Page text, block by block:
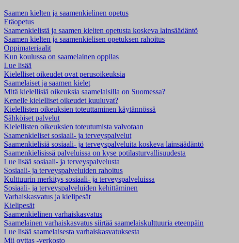
Saamen kielten ja saamenkielinen opetus
Etäopetus
Saamenkielistä ja saamen kielten opetusta koskeva lainsäädäntö
Saamen kielten ja saamenkielisen opetuksen rahoitus
Oppimateriaalit
Kun koulussa on saamelainen oppilas
Lue lisää
Kielelliset oikeudet ovat perusoikeuksia
Saamelaiset ja saamen kielet
Mitä kielellisiä oikeuksia saamelaisilla on Suomessa?
Kenelle kielelliset oikeudet kuuluvat?
Kielellisten oikeuksien toteuttaminen käytännössä
Sähköiset palvelut
Kielellisten oikeuksien toteutumista valvotaan
Saamenkieliset sosiaali- ja terveyspalvelut
Saamenkielisiä sosiaali- ja terveyspalveluita koskeva lainsäädäntö
Saamenkielisissä palveluissa on kyse potilasturvallisuudesta
Lue lisää sosiaali- ja terveyspalvelusta
Sosiaali- ja terveyspalveluiden rahoitus
Kulttuurin merkitys sosiaali- ja terveyspalveluissa
Sosiaali- ja terveyspalveluiden kehittäminen
Varhaiskasvatus ja kielipesät
Kielipesät
Saamenkielinen varhaiskasvatus
Saamelainen varhaiskasvatus siirtää saamelaiskulttuuria eteenpäin
Lue lisää saamelaisesta varhaiskasvatuksesta
Mii ovttas -verkosto